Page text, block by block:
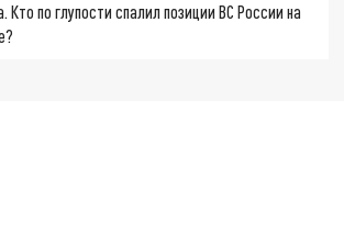
Кто по глупости спалил позиции ВС России на